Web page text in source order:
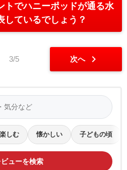
トでハニーポッドが通る水
しているでしょう？
3/5 次へ chevron_right
しむ 懐かしい 子どもの頃
ビューを検索